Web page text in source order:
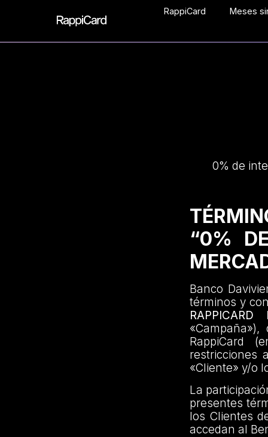
RappiCard Meses
0% de
“0%
Banco
términos y
RappiCard
restricciones
«Cliente» y/o
La
presentes
los Clientes
accedan al